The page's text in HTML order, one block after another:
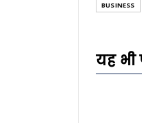
BUSINESS
यह भी